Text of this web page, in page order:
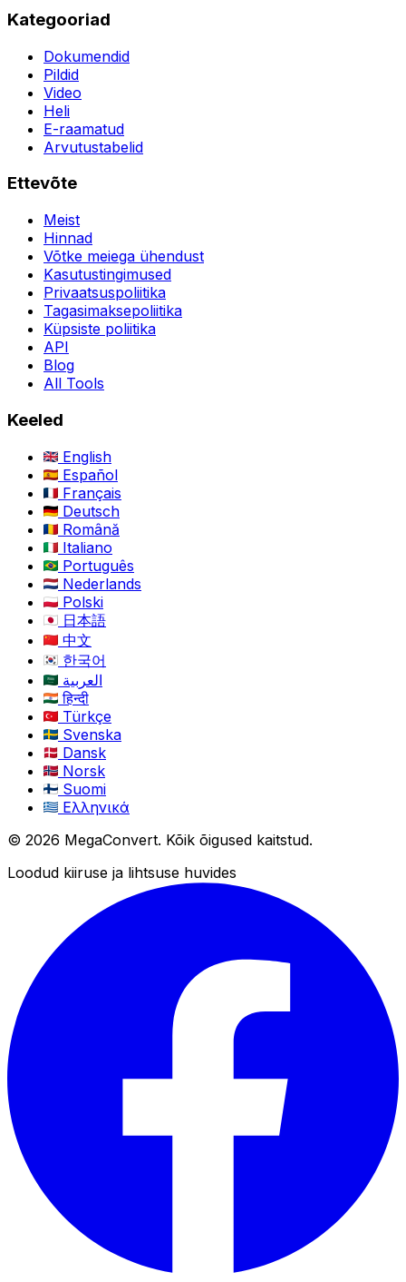
Kategooriad
Dokumendid
Pildid
Video
Heli
E-raamatud
Arvutustabelid
Ettevõte
Meist
Hinnad
Võtke meiega ühendust
Kasutustingimused
Privaatsuspoliitika
Tagasimaksepoliitika
Küpsiste poliitika
API
Blog
All Tools
Keeled
English
Español
Français
Deutsch
Română
Italiano
Português
Nederlands
Polski
日本語
中文
한국어
العربية
हिन्दी
Türkçe
Svenska
Dansk
Norsk
Suomi
Ελληνικά
© 2026 MegaConvert. Kõik õigused kaitstud.
Loodud kiiruse ja lihtsuse huvides